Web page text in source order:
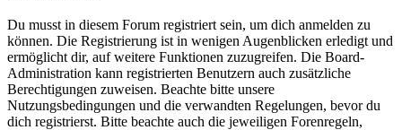
Du musst in diesem Forum registriert sein, um dich anmelden zu
können. Die Registrierung ist in wenigen Augenblicken erledigt und
ermöglicht dir, auf weitere Funktionen zuzugreifen. Die Board-
Administration kann registrierten Benutzern auch zusätzliche
Berechtigungen zuweisen. Beachte bitte unsere
Nutzungsbedingungen und die verwandten Regelungen, bevor du
dich registrierst. Bitte beachte auch die jeweiligen Forenregeln,